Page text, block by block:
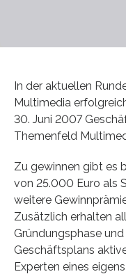
In der aktuellen
Multimedia
30. Juni 2007
Themenfeld
Zu gewinnen gibt es
von 25.000 Euro als
weitere
Zusätzlich erhalten
Gründungsphase
Geschäftsplans
Experten eines